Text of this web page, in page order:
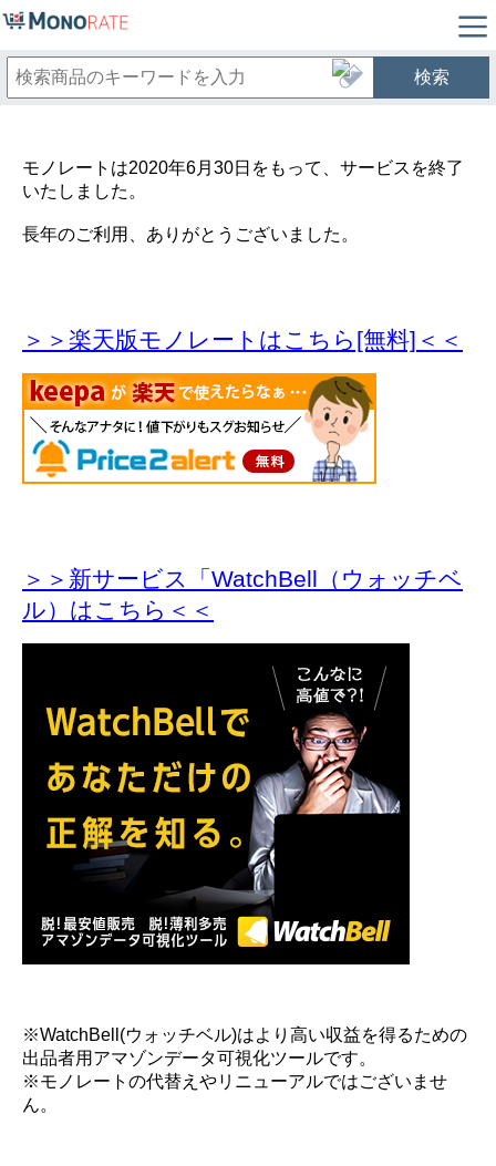
検索
モノレートは2020年6月30日をもって、サービスを終了
いたしました。
長年のご利用、ありがとうございました。
＞＞楽天版モノレートはこちら[無料]＜＜
＞＞新サービス「WatchBell（ウォッチベ
ル）はこちら＜＜
※WatchBell(ウォッチベル)はより高い収益を得るための
出品者用アマゾンデータ可視化ツールです。
※モノレートの代替えやリニューアルではございませ
ん。